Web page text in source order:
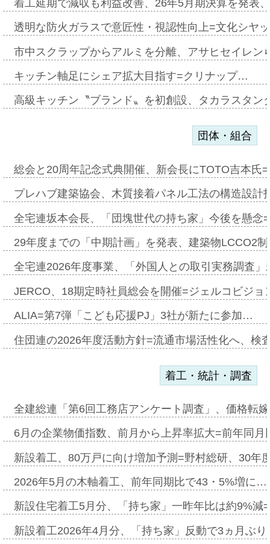
着工延期で減収も利益改善、26年5月期決算を発表
透明な防火ガラスで意匠性・視認性向上=文化シヤ
市中スクラップからアルミを分離、アサヒセイレ
キッチン軸足にシェア拡大目指す=クリナップ…
高級キッチン〝ブランド〟を初創設、タカラスタ
団体・組合
総会と20周年記念式典開催、新会長にTOTO吉本氏
プレハブ建築協会、木質接着パネル工法の構造設
全宅連坂本会長、「団塊世代の持ち家」今後を懸
29年度までの「中期計画」を発表、建築物LCCO2
全宅連2026年度事業、「外国人との取引実務調査
JERCO、18期定時社員総会を開催=ジェルコビジ
ALIA=第7弾「こども応援PJ」3社が新たに参加…
住団連の2026年度活動方針=流通市場活性化へ、検
着工・統計・調査
全建総連「第6回工務店アンケート調査」、価格転
6月の企業物価指数、前月から上昇率拡大=前年同
新設着工、80万戸に向け増加予測=野村総研、30年
2026年5月の木軸着工、前年同期比で43・5%増に…
新設住宅着工5月分、「持ち家」一昨年比は約9%
新設着工2026年4月分、「持ち家」反動で3ヵ月ぶ